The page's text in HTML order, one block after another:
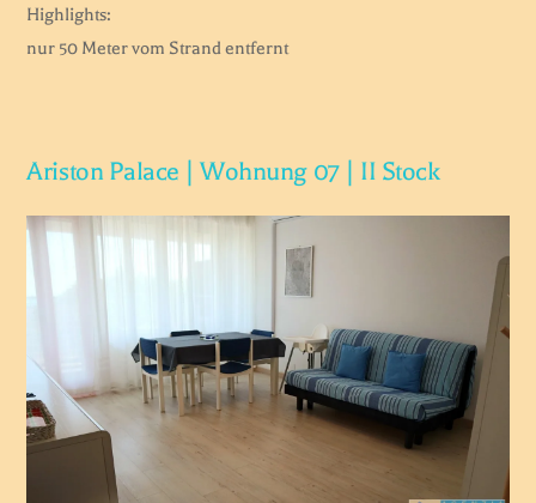
Highlights:
nur 50 Meter vom Strand entfernt
Ariston Palace | Wohnung 07 | II Stock